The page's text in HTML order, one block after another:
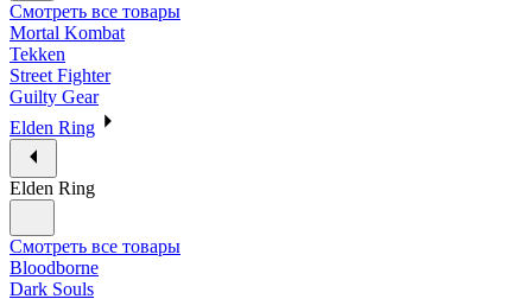
Смотреть все товары
Mortal Kombat
Tekken
Street Fighter
Guilty Gear
Elden Ring
Elden Ring
Смотреть все товары
Bloodborne
Dark Souls